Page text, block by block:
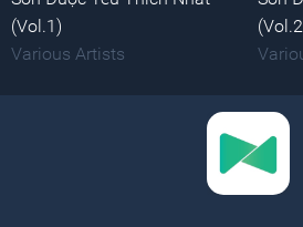
(Vol.1)
Various Artists